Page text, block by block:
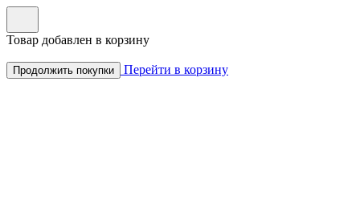
Товар добавлен в корзину
Продолжить покупки Перейти в корзину